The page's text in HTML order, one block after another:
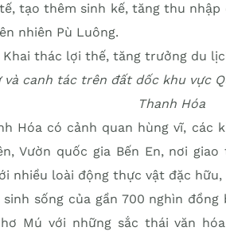
tạo thêm sinh kế, tăng thu nhập
nhiên Pù Luông.
canh tác trên đất dốc khu vực
Thanh Hóa
Hóa có cảnh quan hùng vĩ, các
Vườn quốc gia Bến En, nơi
nhiều loài động thực vật đặc hữu,
sống của gần 700 nghìn
Mú với những sắc thái văn